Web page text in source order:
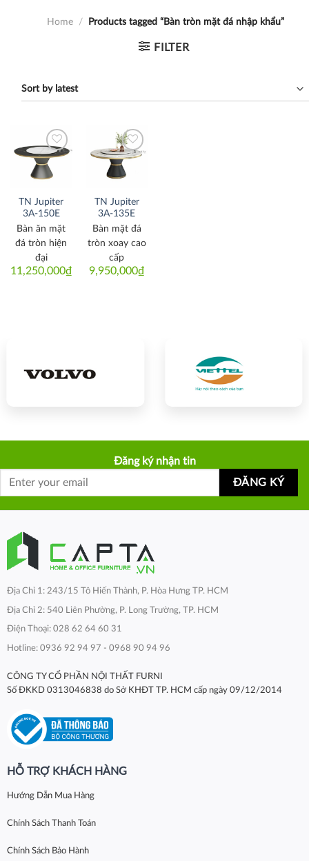
Home / Products tagged “Bàn tròn mặt đá nhập khẩu”
FILTER
Thích
TN Jupiter
3A-150E
11,250,000₫
Bàn ăn mặt
đá tròn hiện
đại
Thích
TN Jupiter
3A-135E
9,950,000₫
Bàn mặt đá
tròn xoay cao
cấp
Đăng ký nhận tin
Địa Chỉ 1: 243/15 Tô Hiến Thành, P. Hòa Hưng TP. HCM
Địa Chỉ 2: 540 Liên Phường, P. Long Trường, TP. HCM
Điện Thoại: 028 62 64 60 31
Hotline: 0936 92 94 97 - 0968 90 94 96
CÔNG TY CỔ PHẦN NỘI THẤT FURNI
Số ĐKKD 0313046838 do Sở KHĐT TP. HCM cấp ngày 09/12/2014
HỖ TRỢ KHÁCH HÀNG
Hướng Dẫn Mua Hàng
Chính Sách Thanh Toán
Chính Sách Bảo Hành